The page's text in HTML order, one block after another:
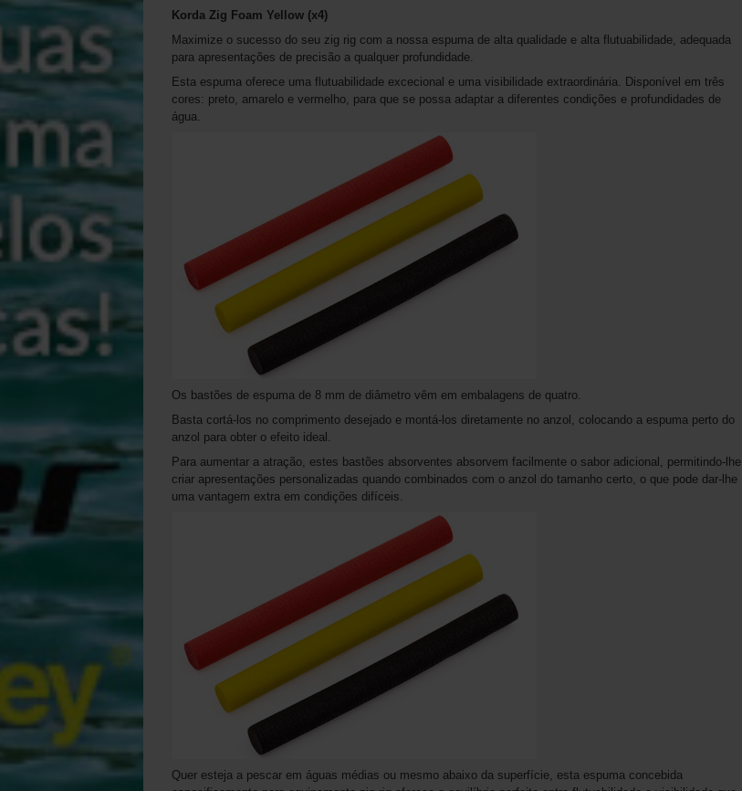
Korda Zig Foam Yellow (x4)
Maximize o sucesso do seu zig rig com a nossa espuma de alta qualidade e alta flutuabilidade, adequada
para apresentações de precisão a qualquer profundidade.
Esta espuma oferece uma flutuabilidade excecional e uma visibilidade extraordinária. Disponível em três
cores: preto, amarelo e vermelho, para que se possa adaptar a diferentes condições e profundidades de
água.
Os bastões de espuma de 8 mm de diâmetro vêm em embalagens de quatro.
Basta cortá-los no comprimento desejado e montá-los diretamente no anzol, colocando a espuma perto do
anzol para obter o efeito ideal.
Para aumentar a atração, estes bastões absorventes absorvem facilmente o sabor adicional, permitindo-lhe
criar apresentações personalizadas quando combinados com o anzol do tamanho certo, o que pode dar-lhe
uma vantagem extra em condições difíceis.
Quer esteja a pescar em águas médias ou mesmo abaixo da superfície, esta espuma concebida